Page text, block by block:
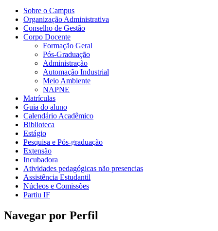
Sobre o Campus
Organização Administrativa
Conselho de Gestão
Corpo Docente
Formação Geral
Pós-Graduação
Administração
Automação Industrial
Meio Ambiente
NAPNE
Matrículas
Guia do aluno
Calendário Acadêmico
Biblioteca
Estágio
Pesquisa e Pós-graduação
Extensão
Incubadora
Atividades pedagógicas não presencias
Assistência Estudantil
Núcleos e Comissões
Partiu IF
Navegar por Perfil